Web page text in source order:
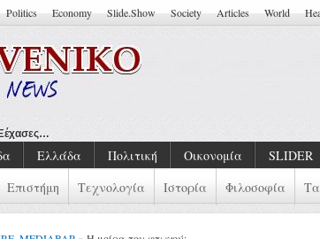
Politics Economy Slide.Show Society Articles World
Ελλάδα Πολιτική Οικονομία SLIDER
Επιστήμη Τεχνολογία Ιστορία Φιλοσοφία